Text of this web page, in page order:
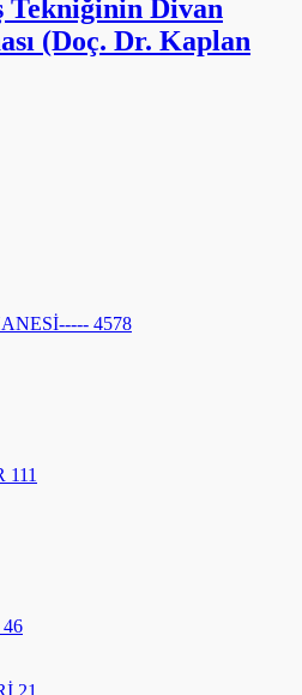
111
46
Yayınlamak İçin Gerekli